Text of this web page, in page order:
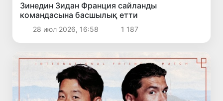
Зинедин Зидан Франция сайланды
командасына басшылық етти
28 июл 2026, 16:58 1 187